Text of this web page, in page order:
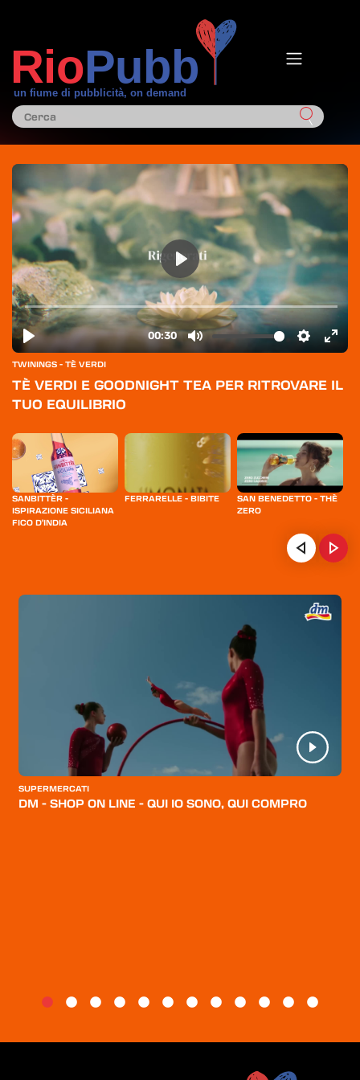
CATEGORIE
CHI SIAMO
BLOG
TWININGS - TÈ VERDI
TÈ VERDI E GOODNIGHT TEA PER RITROVARE IL
TUO EQUILIBRIO
SANBITTÈR -
ISPIRAZIONE SICILIANA
FICO D'INDIA
FERRARELLE - BIBITE
SAN BENEDETTO - THÈ
ZERO
SUPERMERCATI
DM - SHOP ON LINE - QUI IO SONO, QUI COMPRO